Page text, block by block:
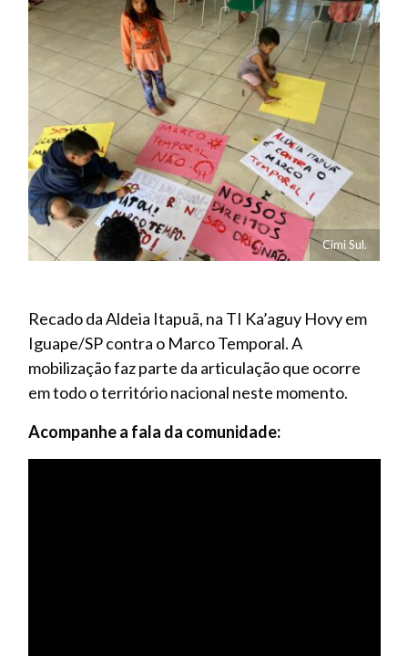
Cimi Sul.
Recado da Aldeia Itapuã, na TI Ka’aguy Hovy em
Iguape/SP contra o Marco Temporal. A
mobilização faz parte da articulação que ocorre
em todo o território nacional neste momento.
Acompanhe a fala da comunidade: